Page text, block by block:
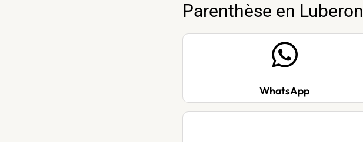
Parenthèse en Luberon
WhatsApp